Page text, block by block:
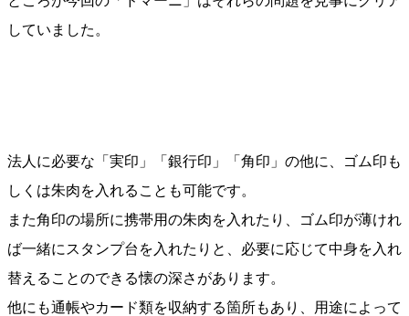
していました。
法人に必要な「実印」「銀行印」「角印」の他に、ゴム印も
しくは朱肉を入れることも可能です。
また角印の場所に携帯用の朱肉を入れたり、ゴム印が薄けれ
ば一緒にスタンプ台を入れたりと、必要に応じて中身を入れ
替えることのできる懐の深さがあります。
他にも通帳やカード類を収納する箇所もあり、用途によって